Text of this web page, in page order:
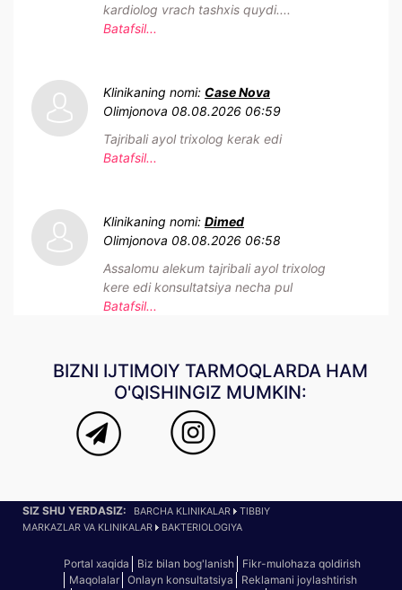
kardiolog vrach tashxis quydi....
Batafsil...
Klinikaning nomi: Case Nova
Olimjonova 08.08.2026 06:59
Tajribali ayol trixolog kerak edi
Batafsil...
Klinikaning nomi: Dimed
Olimjonova 08.08.2026 06:58
Assalomu alekum tajribali ayol trixolog
kere edi konsultatsiya necha pul
Batafsil...
BIZNI IJTIMOIY TARMOQLARDA HAM
O'QISHINGIZ MUMKIN:
SIZ SHU YERDASIZ: BARCHA KLINIKALAR
TIBBIY
MARKAZLAR VA KLINIKALAR
BAKTERIOLOGIYA
Portal xaqida Biz bilan bog'lanish
Fikr-mulohaza qoldirish
Maqolalar
Onlayn konsultatsiya
Reklamani joylashtirish